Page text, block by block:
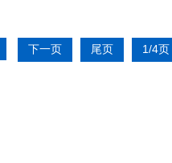
下一页 尾页 1/4页